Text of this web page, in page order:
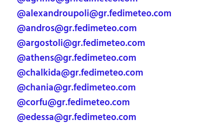
@alexandroupoli@gr.fedimeteo.com
@andros@gr.fedimeteo.com
@argostoli@gr.fedimeteo.com
@athens@gr.fedimeteo.com
@chalkida@gr.fedimeteo.com
@chania@gr.fedimeteo.com
@corfu@gr.fedimeteo.com
@edessa@gr.fedimeteo.com